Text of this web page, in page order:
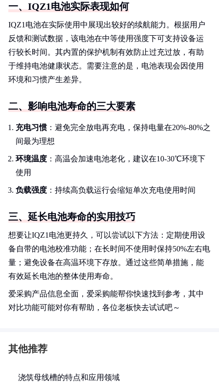
一、IQZ1电池实际表现如何
IQZ1电池在实际使用中展现出较好的续航能力。根据用户
反馈和测试数据，该电池在中等使用强度下可支持设备运
行较长时间。其内置的保护机制有效防止过充过放，有助
于维持电池健康状态。需要注意的是，电池表现会因使用
环境和习惯产生差异。
二、影响电池寿命的三大要素
充电习惯：避免完全放电再充电，保持电量在20%-80%之
间最为理想
环境温度 ：高温会加速电池老化，建议在10-30℃环境下
使用
负载强度 ：持续高负载运行会缩短单次充电使用时间
三、延长电池寿命的实用技巧
想要让IQZ1电池更持久，可以尝试以下方法：定期使用设
备自带的电池校准功能；在长时间不使用时保持50%左右电
量；避免设备在高温环境下存放。通过这些简单措施，能
有效延长电池的整体使用寿命。
爱采购产品信息全面，爱采购能帮你快速找到参考，其中
对比功能可能对你有帮助，各位老板快去试试吧～
其他推荐
浇筑母线槽的特点和应用领域